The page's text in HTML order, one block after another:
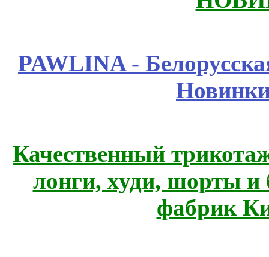
PAWLINA -
Качественный
лонги, худи, шорты
фабрик